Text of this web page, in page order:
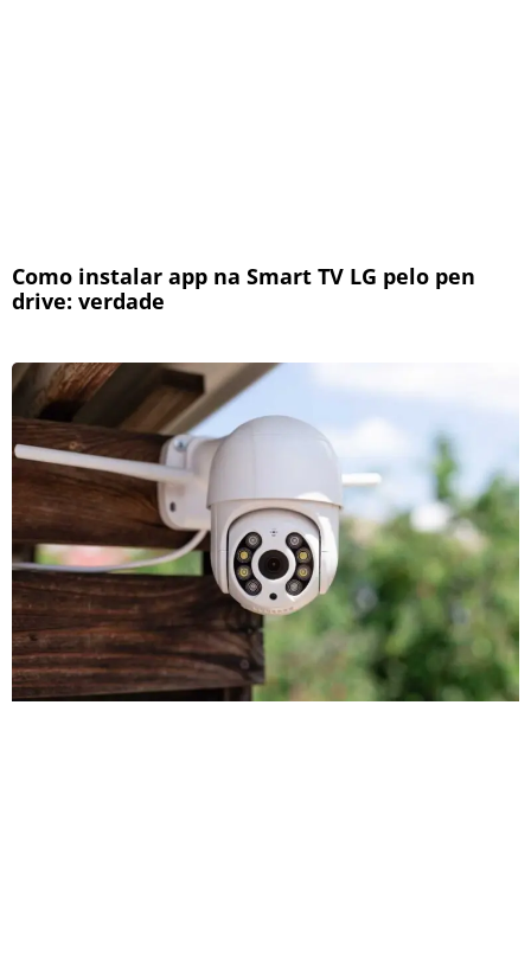
Como instalar app na Smart TV LG pelo pen
drive: verdade